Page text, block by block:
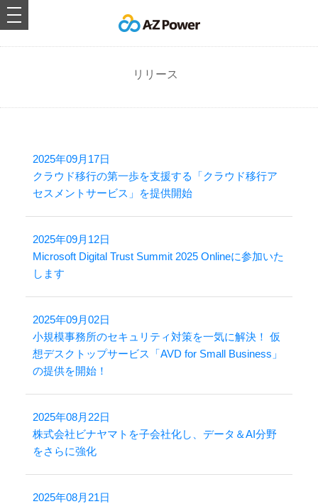
toggle
リリース
2025年09月17日
クラウド移行の第一歩を支援する「クラウド移行ア
セスメントサービス」を提供開始
2025年09月12日
Microsoft Digital Trust Summit 2025 Onlineに参加いた
します
2025年09月02日
小規模事務所のセキュリティ対策を一気に解決！ 仮
想デスクトップサービス「AVD for Small Business」
の提供を開始！
2025年08月22日
株式会社ビナヤマトを子会社化し、データ＆AI分野
をさらに強化
2025年08月21日